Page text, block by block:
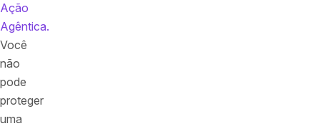
Ação
Agêntica.
Você
não
pode
proteger
uma